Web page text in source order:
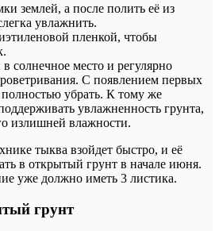
землей, а после полить её из
увлажнить.
пленкой, чтобы
солнечное место и регулярно
С появлением первых
убрать. К тому же
увлажненность грунта,
излишней влажности.
тыква взойдет быстро, и её
в открытый грунт в начале июня.
уже должно иметь 3 листика.
грунт